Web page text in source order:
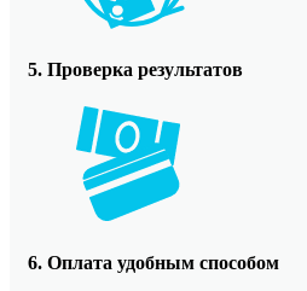
5. Проверка результатов
6. Оплата удобным способом